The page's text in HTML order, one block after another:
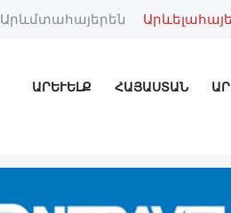
Արևմտահայերեն
ԱՐԵՒԵԼՔ ՀԱՅԱՍՏԱՆ